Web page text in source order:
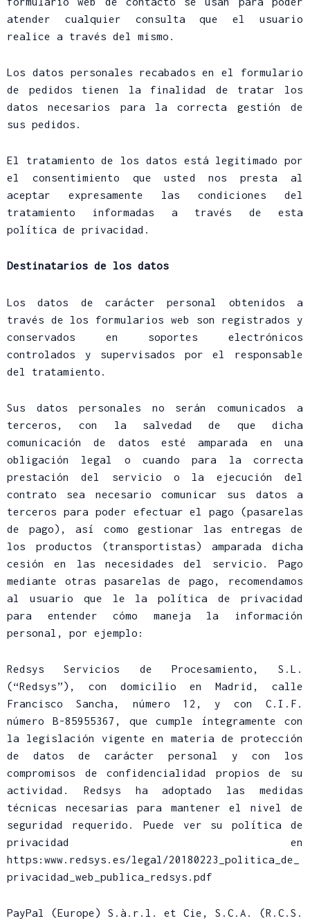
atender cualquier consulta que el usuario
realice a través del mismo.
Los datos personales recabados en el formulario
de pedidos tienen la finalidad de tratar los
datos necesarios para la correcta gestión de
sus pedidos.
El tratamiento de los datos está legitimado por
el consentimiento que usted nos presta al
aceptar expresamente las condiciones del
tratamiento informadas a través de esta
política de privacidad.
Destinatarios de los datos
Los datos de carácter personal obtenidos a
través de los formularios web son registrados y
conservados en soportes electrónicos
controlados y supervisados por el responsable
del tratamiento.
Sus datos personales no serán comunicados a
terceros, con la salvedad de que dicha
comunicación de datos esté amparada en una
obligación legal o cuando para la correcta
prestación del servicio o la ejecución del
contrato sea necesario comunicar sus datos a
terceros para poder efectuar el pago (pasarelas
de pago), así como gestionar las entregas de
los productos (transportistas) amparada dicha
cesión en las necesidades del servicio. Pago
mediante otras pasarelas de pago, recomendamos
al usuario que le la política de privacidad
para entender cómo maneja la información
personal, por ejemplo:
Redsys Servicios de Procesamiento, S.L.
(“Redsys”), con domicilio en Madrid, calle
Francisco Sancha, número 12, y con C.I.F.
número B-85955367, que cumple íntegramente con
la legislación vigente en materia de protección
de datos de carácter personal y con los
compromisos de confidencialidad propios de su
actividad. Redsys ha adoptado las medidas
técnicas necesarias para mantener el nivel de
seguridad requerido. Puede ver su política de
privacidad en
https:www.redsys.es/legal/20180223_politica_de_
privacidad_web_publica_redsys.pdf
PayPal (Europe) S.à.r.l. et Cie, S.C.A. (R.C.S.